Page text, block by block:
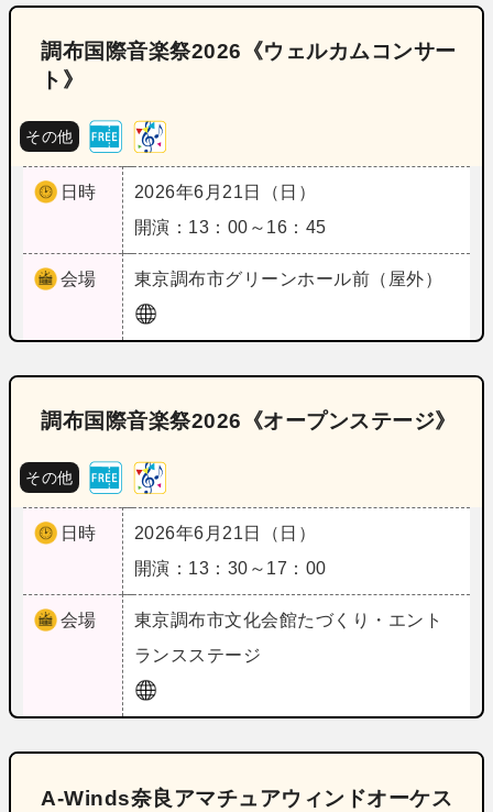
調布国際音楽祭2026《ウェルカムコンサー
ト》
その他
日時
2026年6月21日（日）
開演：13：00～16：45
会場 東京調布市グリーンホール前（屋外）
調布国際音楽祭2026《オープンステージ》
その他
日時
2026年6月21日（日）
開演：13：30～17：00
会場 東京調布市文化会館たづくり・エント
ランスステージ
A-Winds奈良アマチュアウィンドオーケス